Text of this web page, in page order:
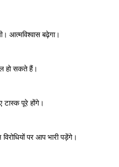
आत्मविश्वास बढ़ेगा।
हो सकते हैं।
पूरे होंगे।
विरोधियों पर आप भारी पड़ेंगे।